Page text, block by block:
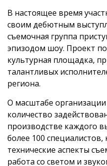
В настоящее время
своим дебютным
съемочная группа
эпизодом шоу. Проект
культурная площадка,
талантливых
региона.
О масштабе организации
количество
производстве каждого
более 100
технические аспекты
работа со светом и